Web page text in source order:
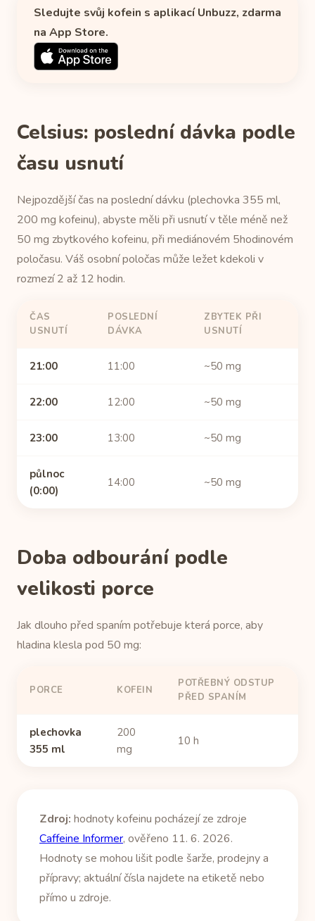
Sledujte svůj kofein s aplikací Unbuzz, zdarma
na App Store.
Celsius: poslední dávka podle
času usnutí
Nejpozdější čas na poslední dávku (plechovka 355 ml,
200 mg kofeinu), abyste měli při usnutí v těle méně než
50 mg zbytkového kofeinu, při mediánovém 5hodinovém
poločasu. Váš osobní poločas může ležet kdekoli v
rozmezí 2 až 12 hodin.
ČAS
USNUTÍ
POSLEDNÍ
DÁVKA
ZBYTEK PŘI
USNUTÍ
21:00 11:00 ~50 mg
22:00 12:00 ~50 mg
23:00 13:00 ~50 mg
půlnoc
(0:00)
14:00 ~50 mg
Doba odbourání podle
velikosti porce
Jak dlouho před spaním potřebuje která porce, aby
hladina klesla pod 50 mg:
PORCE KOFEIN
POTŘEBNÝ ODSTUP
PŘED SPANÍM
plechovka
355 ml
200
mg
10 h
Zdroj: hodnoty kofeinu pocházejí ze zdroje
Caffeine Informer, ověřeno 11. 6. 2026.
Hodnoty se mohou lišit podle šarže, prodejny a
přípravy; aktuální čísla najdete na etiketě nebo
přímo u zdroje.